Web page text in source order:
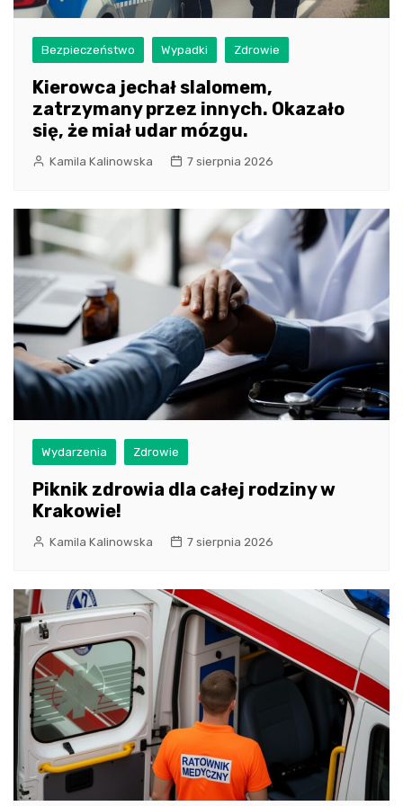
Bezpieczeństwo Wypadki Zdrowie
Kierowca jechał slalomem,
zatrzymany przez innych. Okazało
się, że miał udar mózgu.
Kamila Kalinowska 7 sierpnia 2026
Wydarzenia Zdrowie
Piknik zdrowia dla całej rodziny w
Krakowie!
Kamila Kalinowska 7 sierpnia 2026